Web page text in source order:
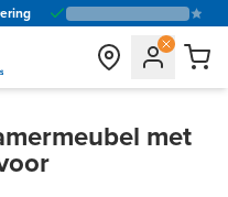
met